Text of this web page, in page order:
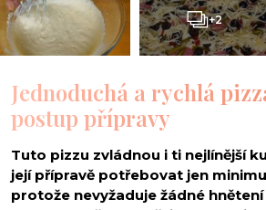
+2
Jednoduchá a rychlá
postup přípravy
Tuto pizzu zvládnou i ti nejlínější
její přípravě potřebovat jen
protože nevyžaduje žádné